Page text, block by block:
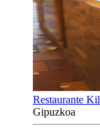
Restaurante
Gipuzkoa